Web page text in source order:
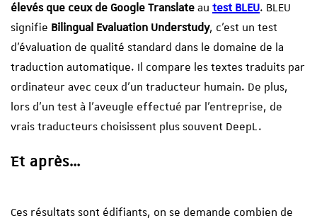
élevés que ceux de Google Translate au test BLEU. BLEU
signifie Bilingual Evaluation Understudy, c’est un test
d’évaluation de qualité standard dans le domaine de la
traduction automatique. Il compare les textes traduits par
ordinateur avec ceux d’un traducteur humain. De plus,
lors d’un test à l’aveugle effectué par l’entreprise, de
vrais traducteurs choisissent plus souvent DeepL.
Et après…
Ces résultats sont édifiants, on se demande combien de